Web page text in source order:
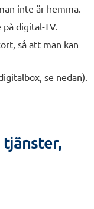
inte är hemma.
digital-TV.
så att man kan
se nedan).
tjänster,